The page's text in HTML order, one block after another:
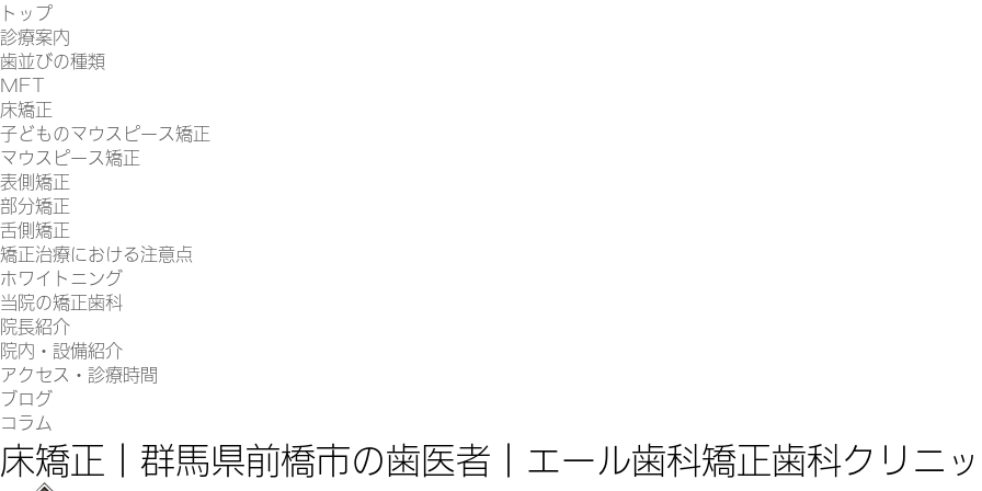
トップ
診療案内
歯並びの種類
MFT
床矯正
子どものマウスピース矯正
マウスピース矯正
表側矯正
部分矯正
舌側矯正
矯正治療における注意点
ホワイトニング
当院の矯正歯科
院長紹介
院内・設備紹介
アクセス・診療時間
ブログ
コラム
床矯正｜群馬県前橋市の歯医者｜エール歯科矯正歯科クリニ